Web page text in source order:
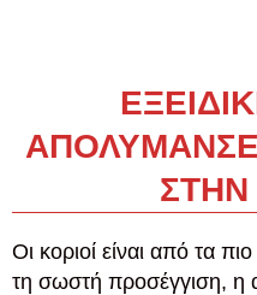
Οι κοριοί είναι από τα
τη σωστή προσέγγιση, η